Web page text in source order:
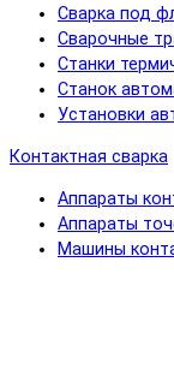
Сварка под
Сварочные
Станки
Станок
Установки
Контактная сварка
Аппараты
Аппараты
Машины